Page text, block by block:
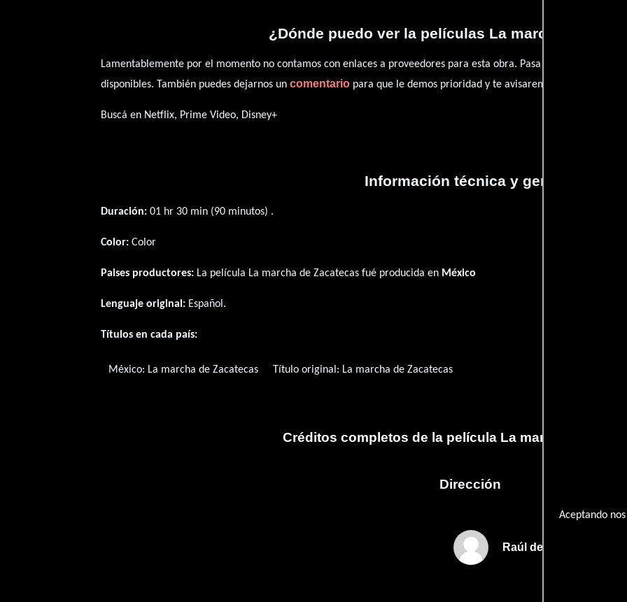
Aceptando
¿Dónde puedo ver la películas La marcha de
Lamentablemente por el momento no contamos con enlaces a proveedores para esta obra. Pasa por nuestro
disponibles. También puedes dejarnos uncomentario para que le demos prioridad y te avisaremos cuando se
Buscá en Netflix, Prime Video, Disney+
Información técnica y general
Duración: 01 hr 30 min (90 minutos) .
Color: Color
Paises productores: La película La marcha de Zacatecas fué producida en México
Lenguaje original: Español .
Títulos en cada país:
México: La marcha de Zacatecas Título original: La marcha de Zacatecas
Créditos completos de la película La marcha de
Dirección
Raúl de Anda